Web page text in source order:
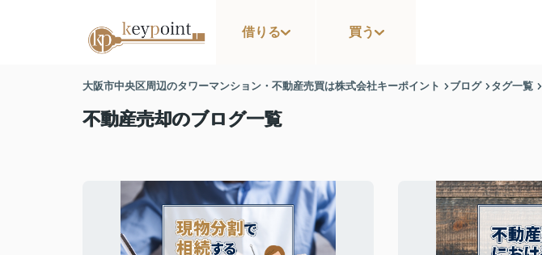
借りる 買う
大阪市中央区周辺のタワーマンション・不動産売買は株式会社キーポイント ブログ タグ一覧
不動産売却のブログ一覧